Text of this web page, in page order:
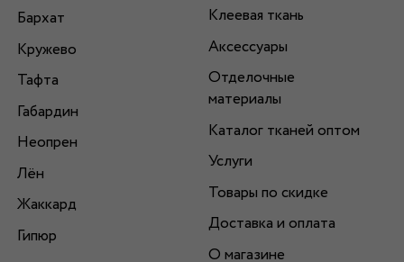
Бархат
Кружево
Тафта
Габардин
Неопрен
Лён
Жаккард
Гипюр
Клеевая ткань
Аксессуары
Отделочные
материалы
Каталог тканей оптом
Услуги
Товары по скидке
Доставка и оплата
О магазине